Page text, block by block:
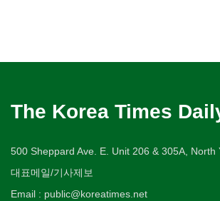
The Korea Times
500 Sheppard Ave. E. Unit 206 & 305A, North
대표메일/기사제보
Email : public@koreatimes.net